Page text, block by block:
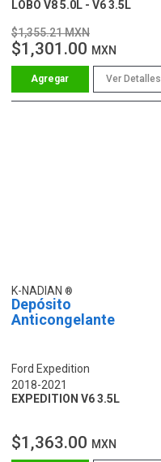
LOBO V8 5.0L - V6 3.5L
$1,355.21 MXN
$1,301.00 MXN
Ver Detalles
K-NADIAN
Depósito
Anticongelante
Ford Expedition
2018-2021
EXPEDITION V6 3.5L
$1,363.00 MXN